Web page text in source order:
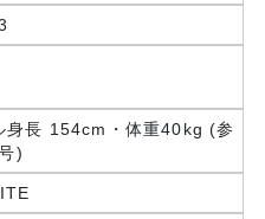
身長 154cm・体重40kg (参
)